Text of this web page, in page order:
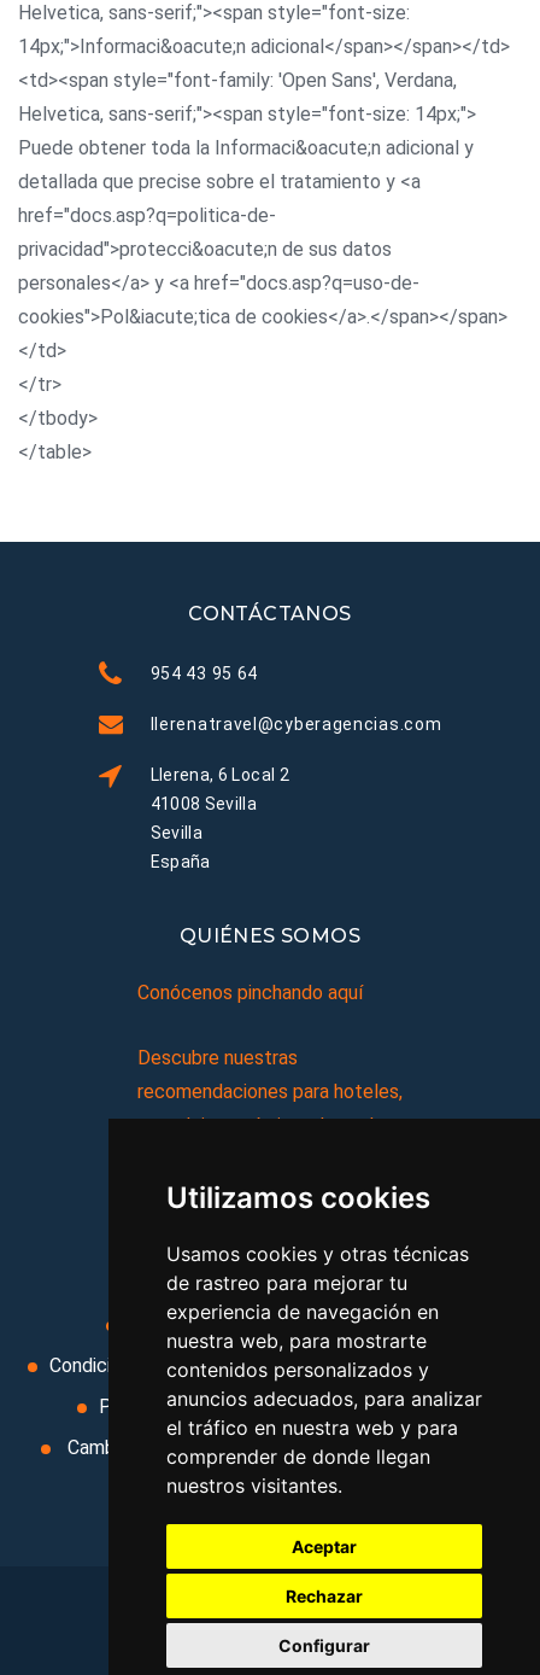
Utilizamos cookies
Usamos cookies y otras técnicas
de rastreo para mejorar tu
experiencia de navegación en
nuestra web, para mostrarte
contenidos personalizados y
anuncios adecuados, para analizar
el tráfico en nuestra web y para
comprender de donde llegan
nuestros visitantes.
Aceptar
Rechazar
Configurar
Helvetica, sans-serif;"><span style="font-size:
14px;">Informaci&oacute;n adicional</span></span></td>
<td><span style="font-family: 'Open Sans', Verdana,
Helvetica, sans-serif;"><span style="font-size: 14px;">
Puede obtener toda la Informaci&oacute;n adicional y
detallada que precise sobre el tratamiento y <a
href="docs.asp?q=politica-de-
privacidad">protecci&oacute;n de sus datos
personales</a> y <a href="docs.asp?q=uso-de-
cookies">Pol&iacute;tica de cookies</a>.</span></span>
</td>
</tr>
</tbody>
</table>
CONTÁCTANOS
954 43 95 64
llerenatravel@cyberagencias.com
Llerena, 6 Local 2
41008 Sevilla
Sevilla
España
QUIÉNES SOMOS
Conócenos pinchando aquí
Descubre nuestras
recomendaciones para hoteles,
complejos turísticos, hostales,
viajes, y mucho más!
MI AGENCIA
Aviso legal
Condiciones de uso
Condiciones Generales
Ley de Viajes Combinados
Política de privacidad
Uso de cookies
Cambiar preferencias de cookies
Area privada
Contacto